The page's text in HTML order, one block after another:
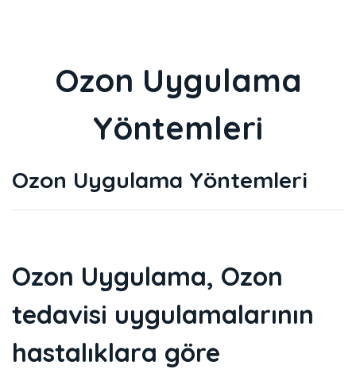
Ozon Uygulama
Yöntemleri
Ozon Uygulama Yöntemleri
Ozon Uygulama, Ozon
tedavisi uygulamalarının
hastalıklara göre